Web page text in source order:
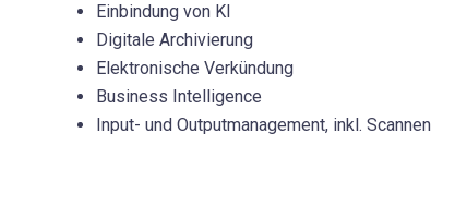
Einbindung von KI
Digitale Archivierung
Elektronische Verkündung
Business Intelligence
Input- und Outputmanagement, inkl. Scannen